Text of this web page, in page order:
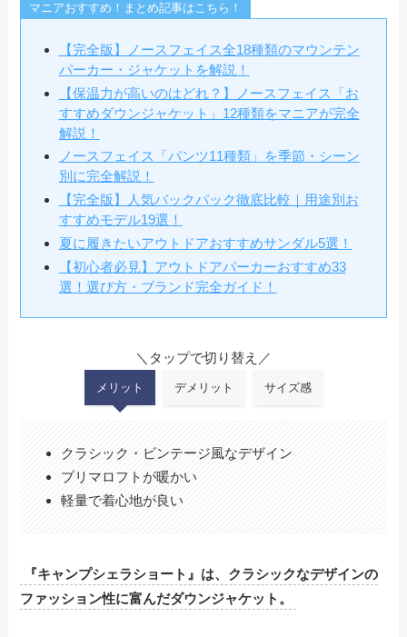
マニアおすすめ！まとめ記事はこちら！
【完全版】ノースフェイス全18種類のマウンテン
パーカー・ジャケットを解説！
【保温力が高いのはどれ？】ノースフェイス「お
すすめダウンジャケット」12種類をマニアが完全
解説！
ノースフェイス「パンツ11種類」を季節・シーン
別に完全解説！
【完全版】人気バックパック徹底比較｜用途別お
すすめモデル19選！
夏に履きたいアウトドアおすすめサンダル5選！
【初心者必見】アウトドアパーカーおすすめ33
選！選び方・ブランド完全ガイド！
＼タップで切り替え／
メリット デメリット サイズ感
クラシック・ビンテージ風なデザイン
プリマロフトが暖かい
軽量で着心地が良い
『キャンプシェラショート』は、クラシックなデザインの
ファッション性に富んだダウンジャケット。